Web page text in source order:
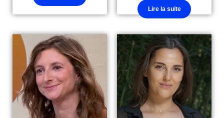
Lire la suite